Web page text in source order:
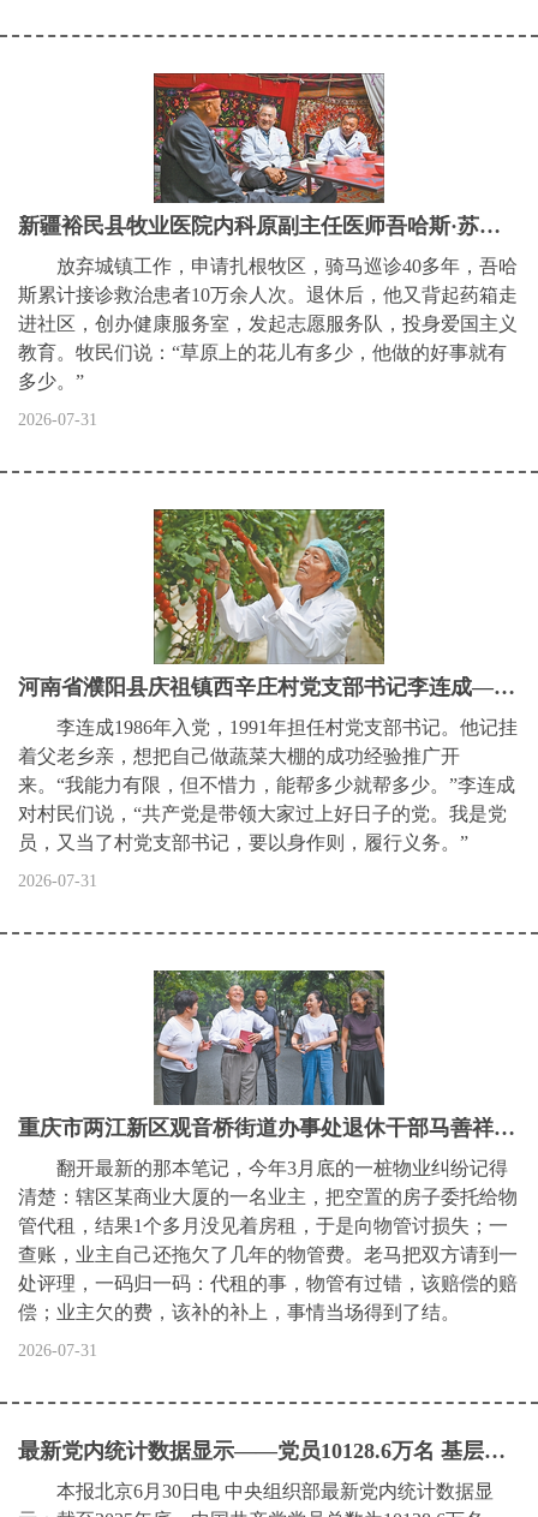
新疆裕民县牧业医院内科原副主任医师吾哈斯·苏来曼——“我会把坚守的故事讲给更多年轻人听”（“七一勋章”获得者）
放弃城镇工作，申请扎根牧区，骑马巡诊40多年，吾哈
斯累计接诊救治患者10万余人次。退休后，他又背起药箱走
进社区，创办健康服务室，发起志愿服务队，投身爱国主义
教育。牧民们说：“草原上的花儿有多少，他做的好事就有
多少。”
2026-07-31
河南省濮阳县庆祖镇西辛庄村党支部书记李连成——“做党的干部，要有甘愿吃亏的觉悟”（“七一勋章”获得者）
李连成1986年入党，1991年担任村党支部书记。他记挂
着父老乡亲，想把自己做蔬菜大棚的成功经验推广开
来。“我能力有限，但不惜力，能帮多少就帮多少。”李连成
对村民们说，“共产党是带领大家过上好日子的党。我是党
员，又当了村党支部书记，要以身作则，履行义务。”
2026-07-31
重庆市两江新区观音桥街道办事处退休干部马善祥——“多帮群众解决问题，才是本分”（“七一勋章”获得者）
翻开最新的那本笔记，今年3月底的一桩物业纠纷记得
清楚：辖区某商业大厦的一名业主，把空置的房子委托给物
管代租，结果1个多月没见着房租，于是向物管讨损失；一
查账，业主自己还拖欠了几年的物管费。老马把双方请到一
处评理，一码归一码：代租的事，物管有过错，该赔偿的赔
偿；业主欠的费，该补的补上，事情当场得到了结。
2026-07-31
最新党内统计数据显示——党员10128.6万名 基层党组织543.1万个
本报北京6月30日电 中央组织部最新党内统计数据显